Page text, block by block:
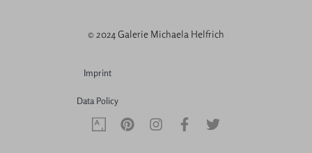
© 2024 Galerie Michaela Helfrich
Imprint
Data Policy